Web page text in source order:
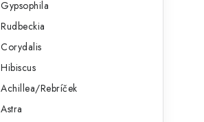
Gypsophila
Rudbeckia
Corydalis
Hibiscus
Achillea/Rebríček
Astra